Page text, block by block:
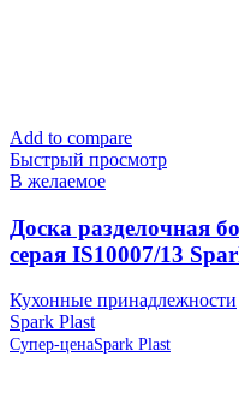
Add to compare
Быстрый просмотр
В желаемое
Доска разделочная
серая IS10007/13
Кухонные принадлежности
Spark Plast
Супер-ценаSpark Plast